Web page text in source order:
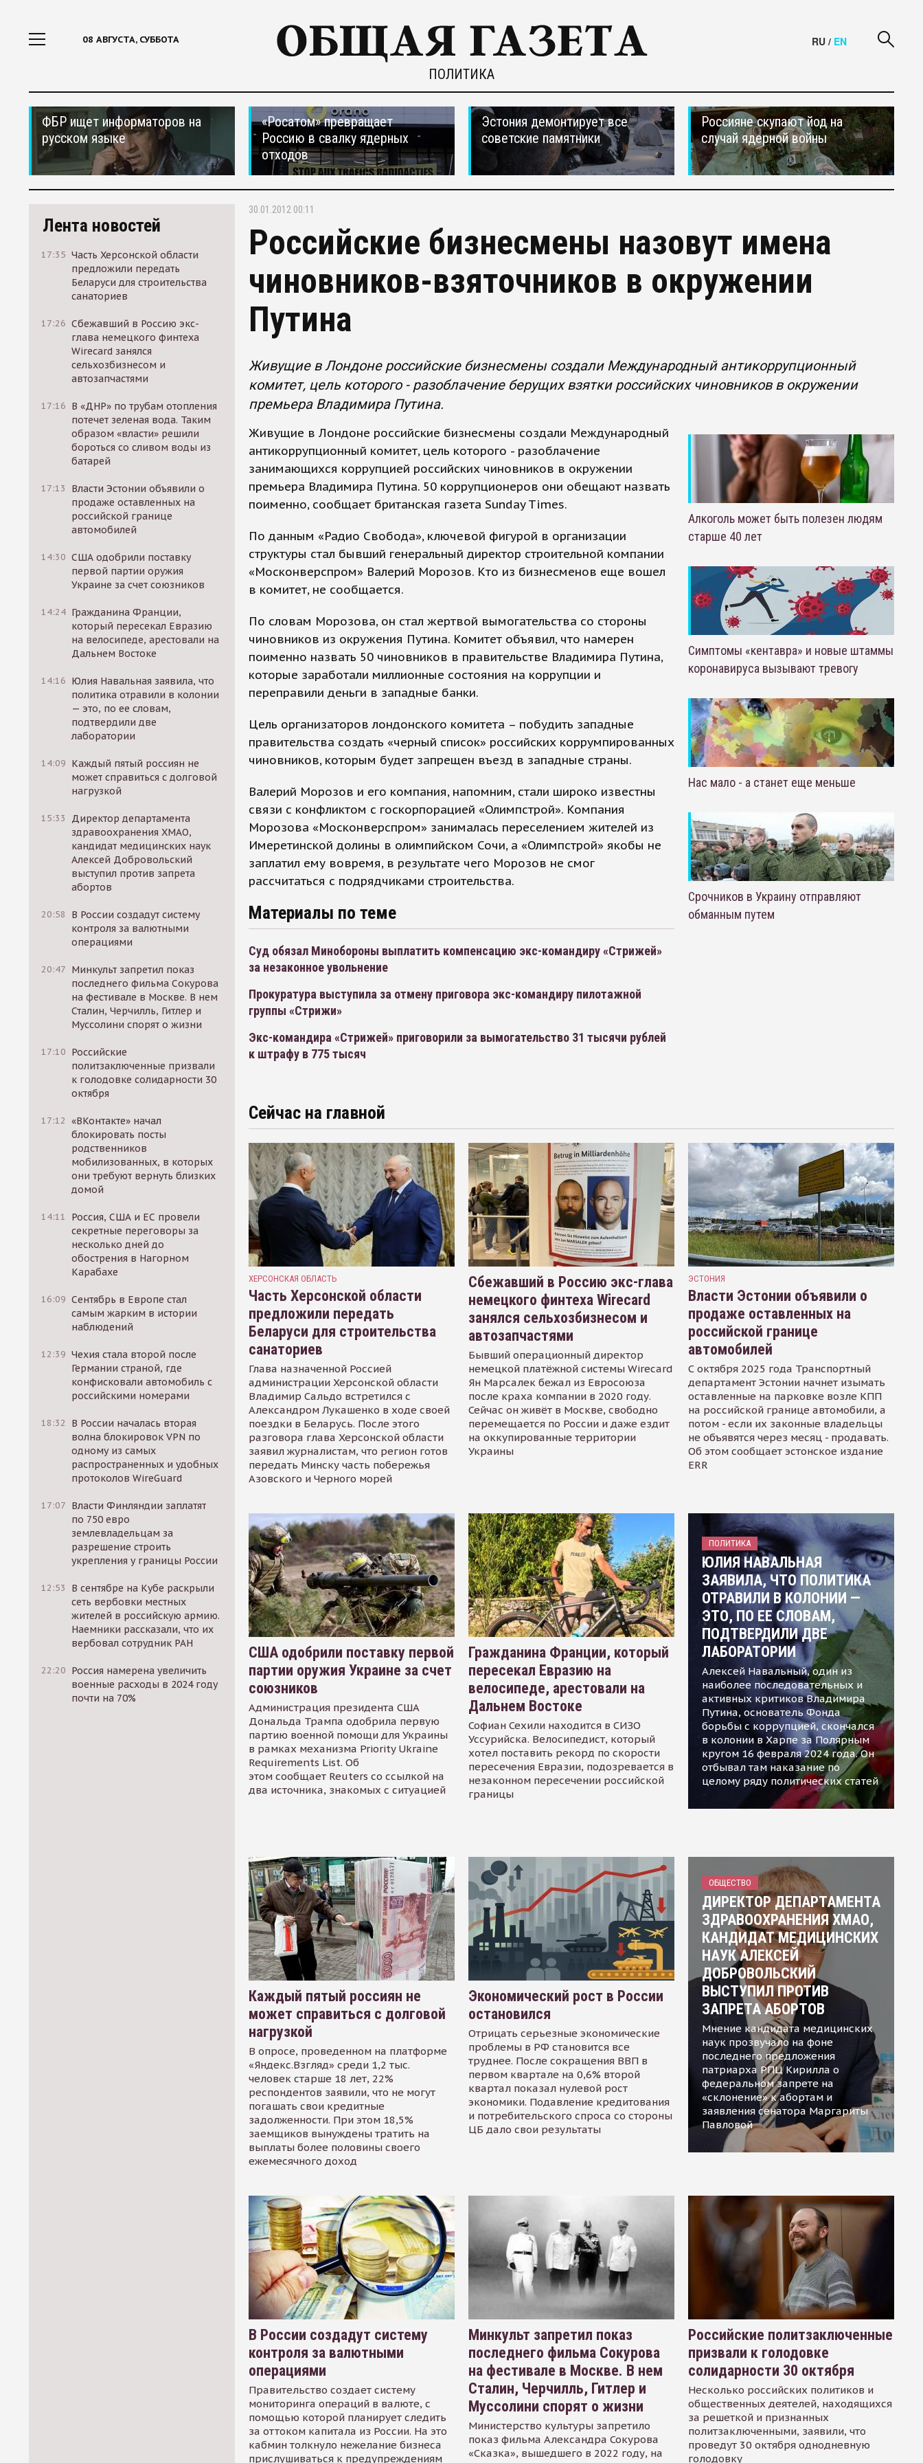
08 АВГУСТА, СУББОТА
ПОЛИТИКА
RU / EN
ФБР ищет информаторов на
русском языке
«Росатом» превращает
Россию в свалку ядерных
отходов
Эстония демонтирует все
советские памятники
Россияне скупают йод на
случай ядерной войны
Лента новостей
17:35 Часть Херсонской области
предложили передать
Беларуси для строительства
санаториев
17:26 Сбежавший в Россию экс-
глава немецкого финтеха
Wirecard занялся
сельхозбизнесом и
автозапчастями
17:16 В «ДНР» по трубам отопления
потечет зеленая вода. Таким
образом «власти» решили
бороться со сливом воды из
батарей
17:13
Власти Эстонии объявили о
продаже оставленных на
российской границе
автомобилей
14:30 США одобрили поставку
первой партии оружия
Украине за счет союзников
14:24 Гражданина Франции,
который пересекал Евразию
на велосипеде, арестовали на
Дальнем Востоке
14:16 Юлия Навальная заявила, что
политика отравили в колонии
— это, по ее словам,
подтвердили две
лаборатории
14:09 Каждый пятый россиян не
может справиться с долговой
нагрузкой
15:33
Директор департамента
здравоохранения ХМАО,
кандидат медицинских наук
Алексей Добровольский
выступил против запрета
абортов
20:58
В России создадут систему
контроля за валютными
операциями
20:47 Минкульт запретил показ
последнего фильма Сокурова
на фестивале в Москве. В нем
Сталин, Черчилль, Гитлер и
Муссолини спорят о жизни
17:10 Российские
политзаключенные призвали
к голодовке солидарности 30
октября
17:12 «ВКонтакте» начал
блокировать посты
родственников
мобилизованных, в которых
они требуют вернуть близких
домой
14:11
Россия, США и ЕС провели
секретные переговоры за
несколько дней до
обострения в Нагорном
Карабахе
16:09 Сентябрь в Европе стал
самым жарким в истории
наблюдений
12:39 Чехия стала второй после
Германии страной, где
конфисковали автомобиль с
российскими номерами
18:32
В России началась вторая
волна блокировок VPN по
одному из самых
распространенных и удобных
протоколов WireGuard
17:07 Власти Финляндии заплатят
по 750 евро
землевладельцам за
разрешение строить
укрепления у границы России
12:53
В сентябре на Кубе раскрыли
сеть вербовки местных
жителей в российскую армию.
Наемники рассказали, что их
вербовал сотрудник РАН
22:20 Россия намерена увеличить
военные расходы в 2024 году
почти на 70%
30.01.2012 00:11
Российские бизнесмены назовут имена
чиновников-взяточников в окружении
Путина
Живущие в Лондоне российские бизнесмены создали Международный антикоррупционный
комитет, цель которого - разоблачение берущих взятки российских чиновников в окружении
премьера Владимира Путина.
Живущие в Лондоне российские бизнесмены создали Международный
антикоррупционный комитет, цель которого - разоблачение
занимающихся коррупцией российских чиновников в окружении
премьера Владимира Путина. 50 коррупционеров они обещают назвать
поименно, сообщает британская газета Sunday Times.
По данным «Радио Свобода», ключевой фигурой в организации
структуры стал бывший генеральный директор строительной компании
«Москонверспром» Валерий Морозов. Кто из бизнесменов еще вошел
в комитет, не сообщается.
По словам Морозова, он стал жертвой вымогательства со стороны
чиновников из окружения Путина. Комитет объявил, что намерен
поименно назвать 50 чиновников в правительстве Владимира Путина,
которые заработали миллионные состояния на коррупции и
переправили деньги в западные банки.
Цель организаторов лондонского комитета – побудить западные
правительства создать «черный список» российских коррумпированных
чиновников, которым будет запрещен въезд в западные страны.
Валерий Морозов и его компания, напомним, стали широко известны
связи с конфликтом с госкорпорацией «Олимпстрой». Компания
Морозова «Москонверспром» занималась переселением жителей из
Имеретинской долины в олимпийском Сочи, а «Олимпстрой» якобы не
заплатил ему вовремя, в результате чего Морозов не смог
рассчитаться с подрядчиками строительства.
Материалы по теме
Суд обязал Минобороны выплатить компенсацию экс-командиру «Стрижей»
за незаконное увольнение
Прокуратура выступила за отмену приговора экс-командиру пилотажной
группы «Стрижи»
Экс-командира «Стрижей» приговорили за вымогательство 31 тысячи рублей
к штрафу в 775 тысяч
Алкоголь может быть полезен людям
старше 40 лет
Симптомы «кентавра» и новые штаммы
коронавируса вызывают тревогу
Нас мало - а станет еще меньше
Срочников в Украину отправляют
обманным путем
Сейчас на главной
ХЕРСОНСКАЯ ОБЛАСТЬ
Часть Херсонской области
предложили передать
Беларуси для строительства
санаториев
Глава назначенной Россией
администрации Херсонской области
Владимир Сальдо встретился с
Александром Лукашенко в ходе своей
поездки в Беларусь. После этого
разговора глава Херсонской области
заявил журналистам, что регион готов
передать Минску часть побережья
Азовского и Черного морей
Сбежавший в Россию экс-глава
немецкого финтеха Wirecard
занялся сельхозбизнесом и
автозапчастями
Бывший операционный директор
немецкой платёжной системы Wirecard
Ян Марсалек бежал из Евросоюза
после краха компании в 2020 году.
Сейчас он живёт в Москве, свободно
перемещается по России и даже ездит
на оккупированные территории
Украины
ЭСТОНИЯ
Власти Эстонии объявили о
продаже оставленных на
российской границе
автомобилей
С октября 2025 года Транспортный
департамент Эстонии начнет изымать
оставленные на парковке возле КПП
на российской границе автомобили, а
потом - если их законные владельцы
не объявятся через месяц - продавать.
Об этом сообщает эстонское издание
ERR
США одобрили поставку первой
партии оружия Украине за счет
союзников
Администрация президента США
Дональда Трампа одобрила первую
партию военной помощи для Украины
в рамках механизма Priority Ukraine
Requirements List. Об
этом сообщает Reuters со ссылкой на
два источника, знакомых с ситуацией
Гражданина Франции, который
пересекал Евразию на
велосипеде, арестовали на
Дальнем Востоке
Софиан Сехили находится в СИЗО
Уссурийска. Велосипедист, который
хотел поставить рекорд по скорости
пересечения Евразии, подозревается в
незаконном пересечении российской
границы
ПОЛИТИКА
ЮЛИЯ НАВАЛЬНАЯ
ЗАЯВИЛА, ЧТО ПОЛИТИКА
ОТРАВИЛИ В КОЛОНИИ —
ЭТО, ПО ЕЕ СЛОВАМ,
ПОДТВЕРДИЛИ ДВЕ
ЛАБОРАТОРИИ
Алексей Навальный, один из
наиболее последовательных и
активных критиков Владимира
Путина, основатель Фонда
борьбы с коррупцией, скончался
в колонии в Харпе за Полярным
кругом 16 февраля 2024 года. Он
отбывал там наказание по
целому ряду политических статей
Каждый пятый россиян не
может справиться с долговой
нагрузкой
В опросе, проведенном на платформе
«Яндекс.Взгляд» среди 1,2 тыс.
человек старше 18 лет, 22%
респондентов заявили, что не могут
погашать свои кредитные
задолженности. При этом 18,5%
заемщиков вынуждены тратить на
выплаты более половины своего
ежемесячного доход
Экономический рост в России
остановился
Отрицать серьезные экономические
проблемы в РФ становится все
труднее. После сокращения ВВП в
первом квартале на 0,6% второй
квартал показал нулевой рост
экономики. Подавление кредитования
и потребительского спроса со стороны
ЦБ дало свои результаты
ОБЩЕСТВО
ДИРЕКТОР ДЕПАРТАМЕНТА
ЗДРАВООХРАНЕНИЯ ХМАО,
КАНДИДАТ МЕДИЦИНСКИХ
НАУК АЛЕКСЕЙ
ДОБРОВОЛЬСКИЙ
ВЫСТУПИЛ ПРОТИВ
ЗАПРЕТА АБОРТОВ
Мнение кандидата медицинских
наук прозвучало на фоне
последнего предложения
патриарха РПЦ Кирилла о
федеральном запрете на
«склонение» к абортам и
заявления сенатора Маргариты
Павловой
В России создадут систему
контроля за валютными
операциями
Правительство создает систему
мониторинга операций в валюте, с
помощью которой планирует следить
за оттоком капитала из России. На это
кабмин толкнуло нежелание бизнеса
прислушиваться к предупреждениям
Минкульт запретил показ
последнего фильма Сокурова
на фестивале в Москве. В нем
Сталин, Черчилль, Гитлер и
Муссолини спорят о жизни
Министерство культуры запретило
показ фильма Александра Сокурова
«Сказка», вышедшего в 2022 году, на
Российские политзаключенные
призвали к голодовке
солидарности 30 октября
Несколько российских политиков и
общественных деятелей, находящихся
за решеткой и признанных
политзаключенными, заявили, что
проведут 30 октября однодневную
голодовку